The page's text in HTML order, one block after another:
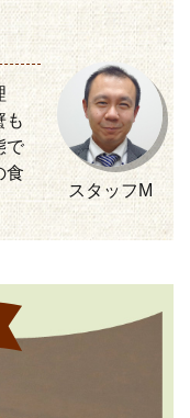
も
で
食
スタッフM